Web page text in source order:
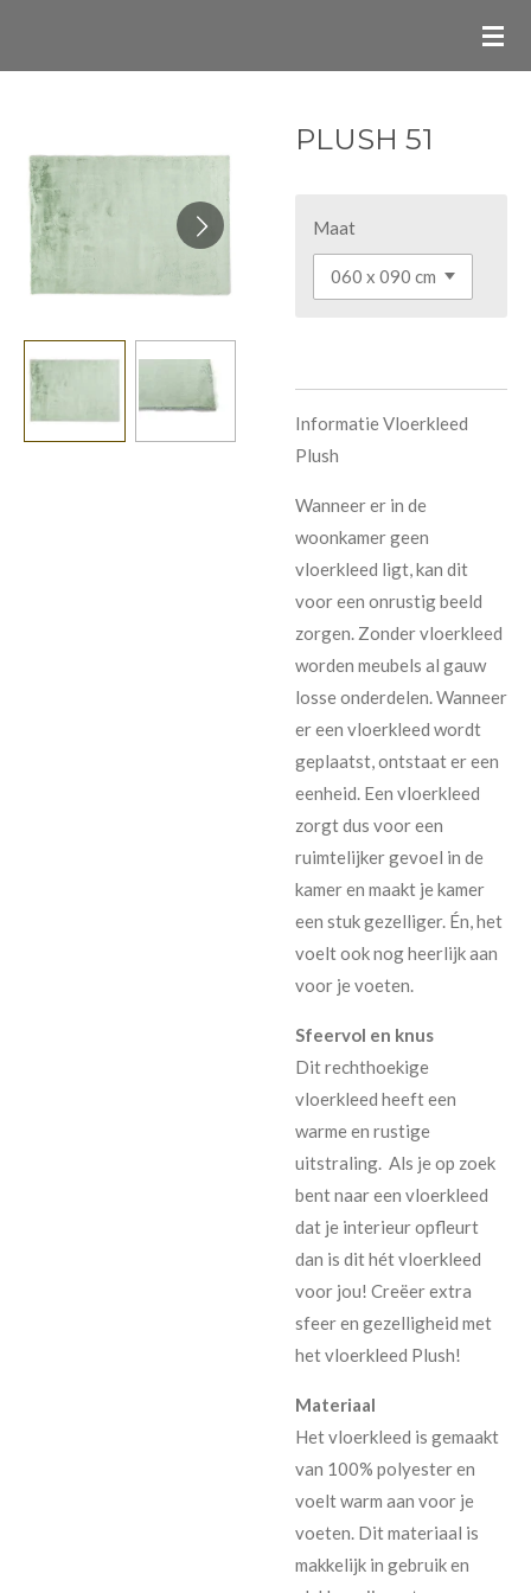
hoofdinhoud
PLUSH 51
Maat
Informatie Vloerkleed
Plush
Wanneer er in de
woonkamer geen
vloerkleed ligt, kan dit
voor een onrustig beeld
zorgen. Zonder vloerkleed
worden meubels al gauw
losse onderdelen. Wanneer
er een vloerkleed wordt
geplaatst, ontstaat er een
eenheid. Een vloerkleed
zorgt dus voor een
ruimtelijker gevoel in de
kamer en maakt je kamer
een stuk gezelliger. Én, het
voelt ook nog heerlijk aan
voor je voeten.
Sfeervol en knus
Dit rechthoekige
vloerkleed heeft een
warme en rustige
uitstraling. Als je op zoek
bent naar een vloerkleed
dat je interieur opfleurt
dan is dit hét vloerkleed
voor jou! Creëer extra
sfeer en gezelligheid met
het vloerkleed Plush!
Materiaal
Het vloerkleed is gemaakt
van 100% polyester en
voelt warm aan voor je
voeten. Dit materiaal is
makkelijk in gebruik en